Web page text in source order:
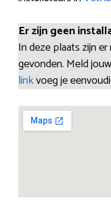
Er zijn geen
In deze plaats zijn
gevonden. Meld
linkvoeg je